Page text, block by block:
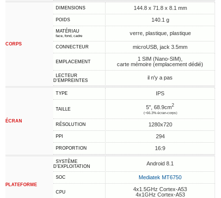
CORPS
DIMENSIONS 144.8 x 71.8 x 8.1 mm
POIDS 140.1 g
MATÉRIAU
face, fond, cadre verre, plastique, plastique
CONNECTEUR microUSB, jack 3.5mm
EMPLACEMENT
1 SIM (Nano-SIM),
carte mémoire (emplacement dédié)
LECTEUR
D'EMPREINTES
il n'y a pas
ÉCRAN
TYPE IPS
TAILLE 5", 68.9cm2
(~66.3% écran-corps)
RÉSOLUTION 1280x720
PPI 294
PROPORTION 16:9
PLATEFORME
SYSTÈME
D'EXPLOITATION
Android 8.1
SOC Mediatek MT6750
CPU
4x1.5GHz Cortex-A53
4x1GHz Cortex-A53